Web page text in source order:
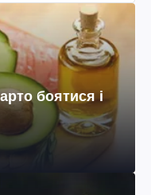
боятися і